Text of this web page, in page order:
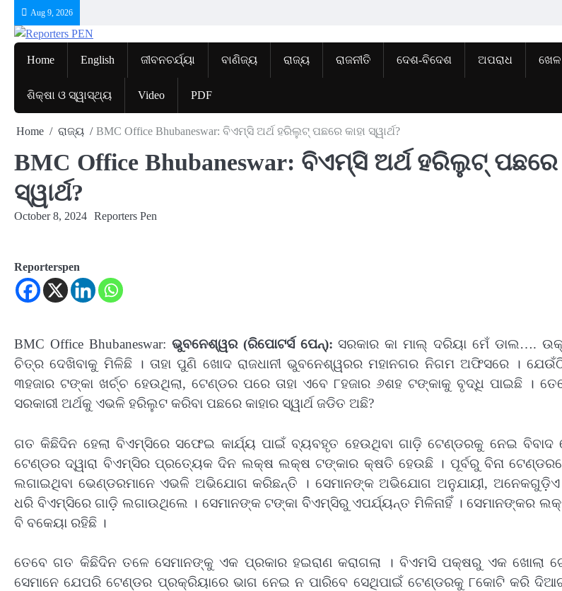
content
Aug 9, 2026
Home English ଜୀବନଚର୍ଯ୍ୟା ବାଣିଜ୍ୟ ରାଜ୍ୟ ରାଜନୀତି ଦେଶ-ବିଦେଶ ଅପରାଧ ଖେଳ
ଶିକ୍ଷା ଓ ସ୍ୱାସ୍ଥ୍ୟ Video PDF
Home ରାଜ୍ୟ BMC Office Bhubaneswar: ବିଏମ୍‌ସି ଅର୍ଥ ହରିଲୁଟ୍ ପଛରେ କାହା ସ୍ୱାର୍ଥ?
BMC Office Bhubaneswar: ବିଏମ୍‌ସି ଅର୍ଥ ହରିଲୁଟ୍ ପଛରେ
ସ୍ୱାର୍ଥ?
October 8, 2024 Reporters Pen
Reporterspen
BMC Office Bhubaneswar: ଭୁବନେଶ୍ୱର (ରିପୋଟର୍ସ ପେନ୍‌): ସରକାର କା ମାଲ୍ ଦରିୟା ମେଁ ଡାଲ….
ଚିତ୍ର ଦେଖିବାକୁ ମିଳିଛି । ତାହା ପୁଣି ଖୋଦ ରାଜଧାନୀ ଭୁବନେଶ୍ୱରର ମହାନଗର ନିଗମ ଅଫିସରେ ।
୩ହଜାର ଟଙ୍କା ଖର୍ଚ୍ଚ ହେଉଥିଲା, ଟେଣ୍ଡର ପରେ ତାହା ଏବେ ୮ହଜାର ୬ଶହ ଟଙ୍କାକୁ ବୃଦ୍ଧି ପାଇଛି ।
ସରକାରୀ ଅର୍ଥକୁ ଏଭଳି ହରିଲୁଟ କରିବା ପଛରେ କାହାର ସ୍ୱାର୍ଥ ଜଡିତ ଅଛି?
ଗତ କିଛିଦିନ ହେଲା ବିଏମ୍‌ସିରେ ସଫେଇ କାର୍ଯ୍ୟ ପାଇଁ ବ୍ୟବହୃତ ହେଉଥିବା ଗାଡ଼ି ଟେଣ୍ଡରକୁ ନେଇ ବିବାଦ
ଟେଣ୍ଡର ଦ୍ୱାରା ବିଏମ୍‌ସିର ପ୍ରତ୍ୟେକ ଦିନ ଲକ୍ଷ ଲକ୍ଷ ଟଙ୍କାର କ୍ଷତି ହେଉଛି । ପୂର୍ବରୁ ବିନା
ଲଗାଇଥିବା ଭେଣ୍ଡରମାନେ ଏଭଳି ଅଭିଯୋଗ କରିଛନ୍ତି । ସେମାନଙ୍କ ଅଭିଯୋଗ ଅନୁଯାୟୀ, ଅନେକଗୁଡ଼ିଏ
ଧରି ବିଏମ୍‌ସିରେ ଗାଡ଼ି ଲଗାଉଥିଲେ । ସେମାନଙ୍କ ଟଙ୍କା ବିିଏମ୍‌ସିରୁ ଏପର୍ଯ୍ୟନ୍ତ ମିଳିନାହିଁ । ସେମାନଙ୍କର
ବି ବକେୟା ରହିଛି ।
ତେବେ ଗତ କିଛିଦିନ ତଳେ ସେମାନଙ୍କୁ ଏକ ପ୍ରକାର ହଇରାଣ କରାଗଲା । ବିଏମସି ପକ୍ଷରୁ ଏକ ଖୋଲା
ସେମାନେ ଯେପରି ଟେଣ୍ଡର ପ୍ରକ୍ରିୟାରେ ଭାଗ ନେଇ ନ ପାରିବେ ସେଥିପାଇଁ ଟେଣ୍ଡରକୁ ୮କୋଟି କରି